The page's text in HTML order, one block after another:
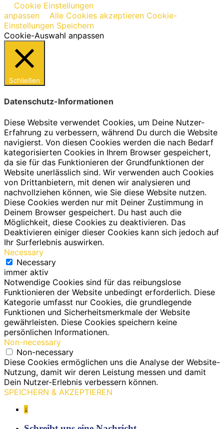
Cookie Einstellungen
anpassen
Alle Cookies akzeptieren Cookie-
Einstellungen Speichern
Cookie-Auswahl anpassen
Schließen
Datenschutz-Informationen
Diese Website verwendet Cookies, um Deine Nutzer-
Erfahrung zu verbessern, während Du durch die Website
navigierst. Von diesen Cookies werden die nach Bedarf
kategorisierten Cookies in Ihrem Browser gespeichert,
da sie für das Funktionieren der Grundfunktionen der
Website unerlässlich sind. Wir verwenden auch Cookies
von Drittanbietern, mit denen wir analysieren und
nachvollziehen können, wie Sie diese Website nutzen.
Diese Cookies werden nur mit Deiner Zustimmung in
Deinem Browser gespeichert. Du hast auch die
Möglichkeit, diese Cookies zu deaktivieren. Das
Deaktivieren einiger dieser Cookies kann sich jedoch auf
Ihr Surferlebnis auswirken.
Necessary
Necessary
immer aktiv
Notwendige Cookies sind für das reibungslose
Funktionieren der Website unbedingt erforderlich. Diese
Kategorie umfasst nur Cookies, die grundlegende
Funktionen und Sicherheitsmerkmale der Website
gewährleisten. Diese Cookies speichern keine
persönlichen Informationen.
Non-necessary
Non-necessary
Diese Cookies ermöglichen uns die Analyse der Website-
Nutzung, damit wir deren Leistung messen und damit
Dein Nutzer-Erlebnis verbessern können.
SPEICHERN & AKZEPTIEREN
↓